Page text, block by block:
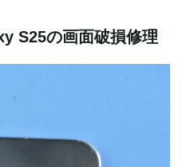
S25の画面破損修理